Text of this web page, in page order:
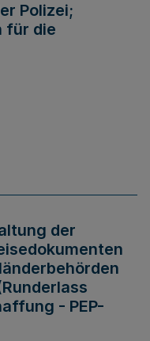
Polizei;
für die
der
- PEP-